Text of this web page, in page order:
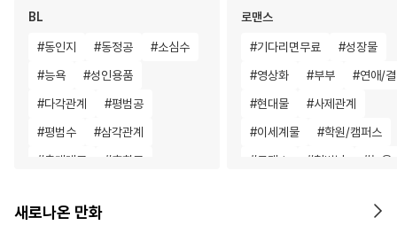
BL
#동인지 #동정공 #소심수
#능욕 #성인용품
#다각관계 #평범공
#평범수 #삼각관계
#츤데레공 #후회공
#집착공 #변태공
로맨스
#기다리면무료 #성장물
#영상화 #부부 #연애/
#현대물 #사제관계
#이세계물 #학원/캠퍼스
#로맨스 #철벽남 #능욕
새로나온 만화